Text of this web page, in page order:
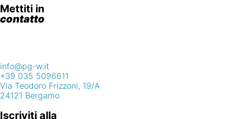
Mettiti in
contatto
info@pg-w.it
+39 035 5096611
Via Teodoro Frizzoni, 19/A
24121 Bergamo
Iscriviti alla